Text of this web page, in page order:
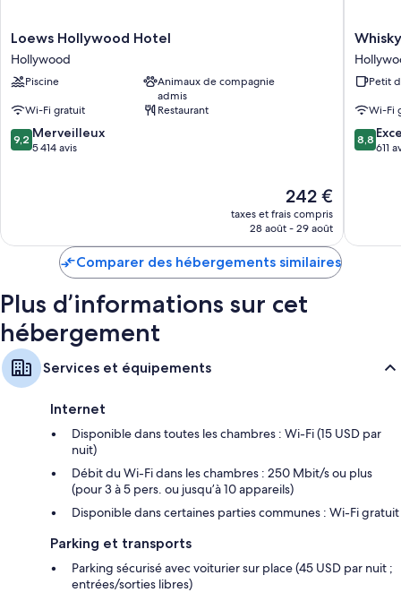
Loews
Hollywood
Hotel
Hollywood
Loews Hollywood Hotel
Hollywood
Piscine
Animaux de compagnie
admis
Wi-Fi gratuit
Restaurant
9.2
sur
9,2 Merveilleux
5 414 avis
Le
nouveau
prix
de
242 €
taxes et frais compris
28 août - 29 août
Whisky
Hotel
Petit
Wi-Fi
8.8
sur
8,8
611
Comparer des hébergements similaires
Plus d’informations sur cet
hébergement
Services et équipements
Internet
Disponible dans toutes les chambres : Wi-Fi (15 USD par
nuit)
Débit du Wi-Fi dans les chambres : 250 Mbit/s ou plus
(pour 3 à 5 pers. ou jusqu’à 10 appareils)
Disponible dans certaines parties communes : Wi-Fi gratuit
Parking et transports
Parking sécurisé avec voiturier sur place (45 USD par nuit ;
entrées/sorties libres)